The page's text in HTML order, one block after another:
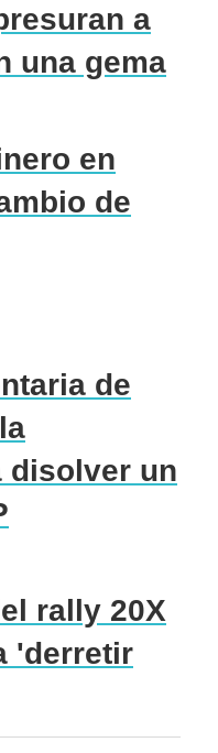
a
una gema
en
de
de
disolver un
rally 20X
'derretir